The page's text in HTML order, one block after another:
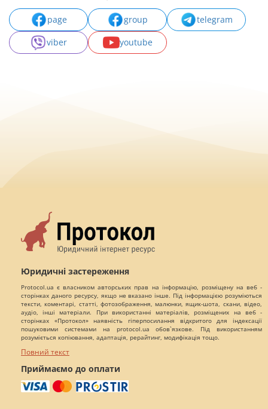
page group
telegram
viber
youtube
Юридичні застереження
Protocol.ua є власником авторських прав на інформацію, розміщену на веб -
сторінках даного ресурсу, якщо не вказано інше. Під інформацією розуміються
тексти, коментарі, статті, фотозображення, малюнки, ящик-шота, скани, відео,
аудіо, інші матеріали. При використанні матеріалів, розміщених на веб -
сторінках «Протокол» наявність гіперпосилання відкритого для індексації
пошуковими системами на protocol.ua обов`язкове. Під використанням
розуміється копіювання, адаптація, рерайтинг, модифікація тощо.
Повний текст
Приймаємо до оплати